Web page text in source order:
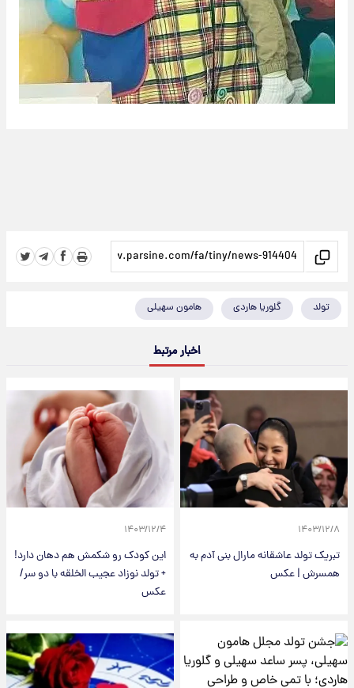
تولد گلوریا هاردی هامون سهیلی
اخبار مرتبط
۱۴۰۳/۱۲/۸
تبریک تولد عاشقانه مارال بنی آدم به
همسرش | عکس
۱۴۰۳/۱۲/۴
این کودک رو شکمش هم دهان دارد!
+ تولد نوزاد عجیب الخلقه با دو سر/
عکس